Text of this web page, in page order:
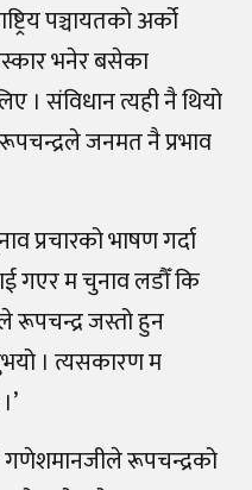
पञ्चायतको अर्को
भनेर बसेका
। संविधान त्यही नै थियो
जनमत नै प्रभाव
प्रचारको भाषण गर्दा
गएर म चुनाव लडौँ कि
जस्तो हुन
। त्यसकारण म
गणेशमानजीले रूपचन्द्रको